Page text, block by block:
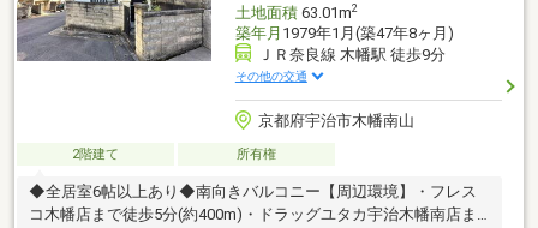
土地面積63.01m2
築年月 1979年1月(築47年8ヶ月)
ＪＲ奈良線 木幡駅 徒歩9分
その他の交通
京都府宇治市木幡南山
2階建て 所有権
◆全居室6帖以上あり◆南向きバルコニー【周辺環境】・フレス
コ木幡店まで徒歩5分(約400m)・ドラッグユタカ宇治木幡南店ま